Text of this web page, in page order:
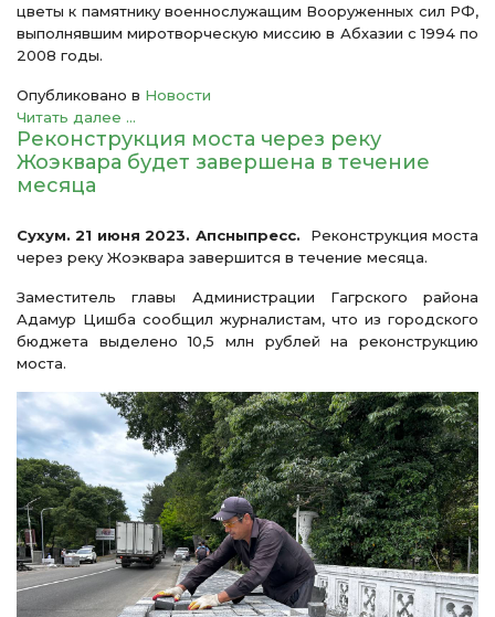
цветы к памятнику военнослужащим Вооруженных сил РФ,
выполнявшим миротворческую миссию в Абхазии с 1994 по
2008 годы.
Опубликовано в Новости
Читать далее ...
Реконструкция моста через реку
Жоэквара будет завершена в течение
месяца
Сухум. 21 июня 2023. Апсныпресс. Реконструкция моста
через реку Жоэквара завершится в течение месяца.
Заместитель главы Администрации Гагрского района
Адамур Цишба сообщил журналистам, что из городского
бюджета выделено 10,5 млн рублей на реконструкцию
моста.